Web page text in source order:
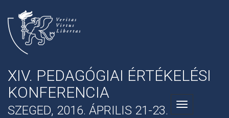
XIV. PEDAGÓGIAI ÉRTÉKELÉSI
KONFERENCIA
SZEGED, 2016. ÁPRILIS 21-23.
Toggle